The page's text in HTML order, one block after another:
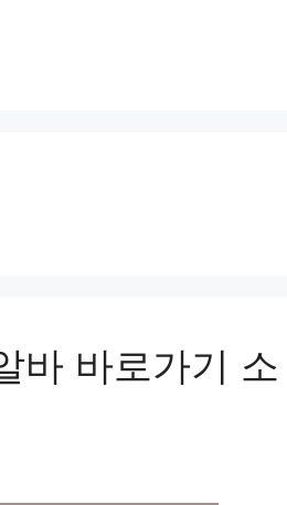
바 바로가기 소